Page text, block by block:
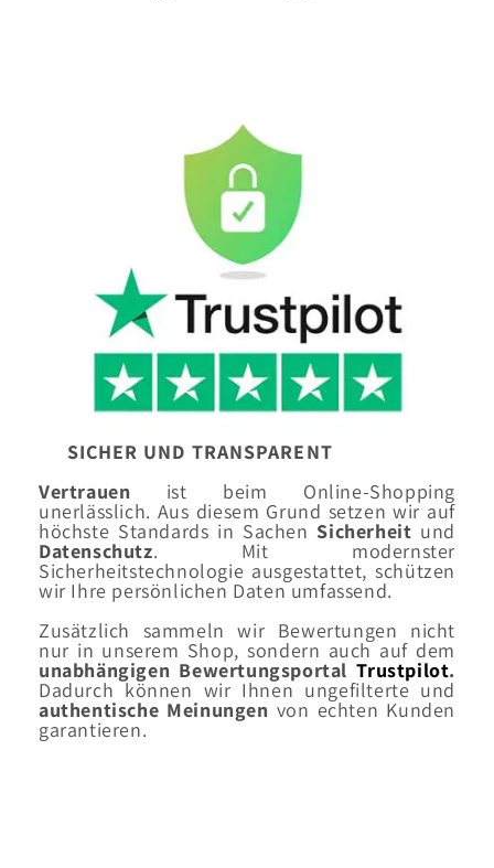
SICHER UND TRANSPARENT
Vertrauen ist beim Online-Shopping
unerlässlich. Aus diesem Grund setzen wir auf
höchste Standards in Sachen Sicherheit und
Datenschutz. Mit modernster
Sicherheitstechnologie ausgestattet, schützen
wir Ihre persönlichen Daten umfassend.
Zusätzlich sammeln wir Bewertungen nicht
nur in unserem Shop, sondern auch auf dem
unabhängigen BewertungsportalTrustpilot.
Dadurch können wir Ihnen ungefilterte und
authentische Meinungen von echten Kunden
garantieren.